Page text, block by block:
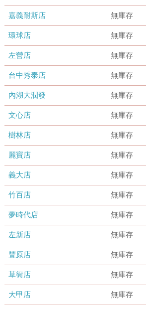
嘉義耐斯店 無庫存
環球店 無庫存
左營店 無庫存
台中秀泰店 無庫存
內湖大潤發 無庫存
文心店 無庫存
樹林店 無庫存
麗寶店 無庫存
義大店 無庫存
竹百店 無庫存
夢時代店 無庫存
左新店 無庫存
豐原店 無庫存
草衙店 無庫存
大甲店 無庫存